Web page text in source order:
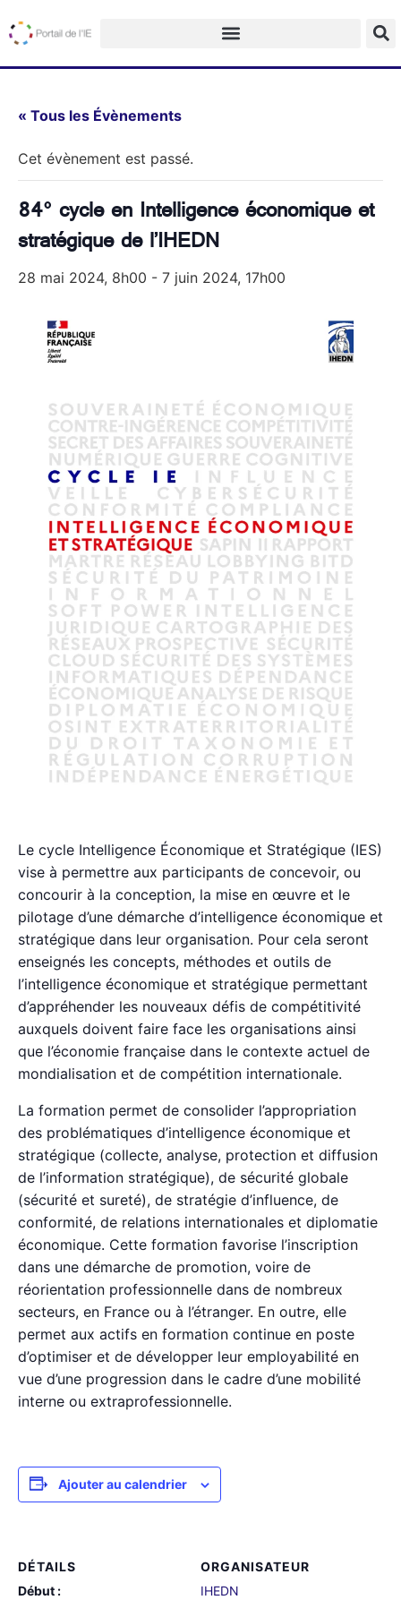
« Tous les Évènements
Cet évènement est passé.
84° cycle en Intelligence économique et
stratégique de l’IHEDN
28 mai 2024, 8h00 - 7 juin 2024, 17h00
Le cycle Intelligence Économique et Stratégique (IES)
vise à permettre aux participants de concevoir, ou
concourir à la conception, la mise en œuvre et le
pilotage d’une démarche d’intelligence économique et
stratégique dans leur organisation. Pour cela seront
enseignés les concepts, méthodes et outils de
l’intelligence économique et stratégique permettant
d’appréhender les nouveaux défis de compétitivité
auxquels doivent faire face les organisations ainsi
que l’économie française dans le contexte actuel de
mondialisation et de compétition internationale.
La formation permet de consolider l’appropriation
des problématiques d’intelligence économique et
stratégique (collecte, analyse, protection et diffusion
de l’information stratégique), de sécurité globale
(sécurité et sureté), de stratégie d’influence, de
conformité, de relations internationales et diplomatie
économique. Cette formation favorise l’inscription
dans une démarche de promotion, voire de
réorientation professionnelle dans de nombreux
secteurs, en France ou à l’étranger. En outre, elle
permet aux actifs en formation continue en poste
d’optimiser et de développer leur employabilité en
vue d’une progression dans le cadre d’une mobilité
interne ou extraprofessionnelle.
Ajouter au calendrier
DÉTAILS
Début :
ORGANISATEUR
IHEDN